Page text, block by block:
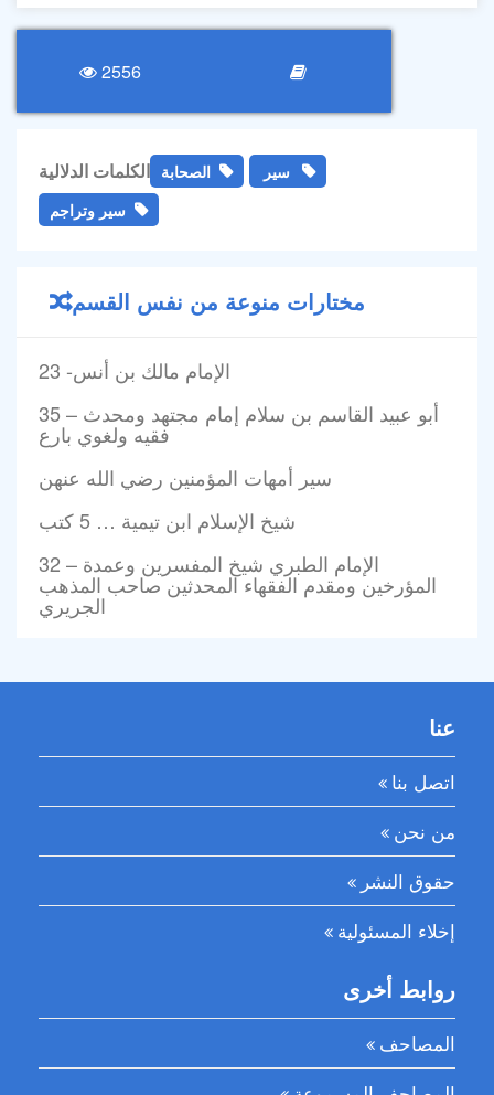
2556
الكلمات الدلالية الصحابة
سير
سير وتراجم
مختارات منوعة من نفس القسم
23 -الإمام مالك بن أنس
35 – أبو عبيد القاسم بن سلام إمام مجتهد ومحدث
فقيه ولغوي بارع
سير أمهات المؤمنين رضي الله عنهن
شيخ الإسلام ابن تيمية … 5 كتب
32 – الإمام الطبري شيخ المفسرين وعمدة
المؤرخين ومقدم الفقهاء المحدثين صاحب المذهب
الجريري
عنا
اتصل بنا
من نحن
حقوق النشر
إخلاء المسئولية
روابط أخرى
المصاحف